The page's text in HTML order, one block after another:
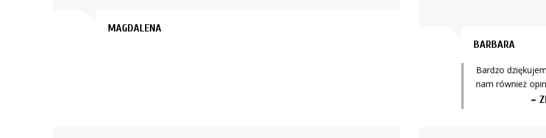
MAGDALENA
BARBARA
Bardzo
nam również
~